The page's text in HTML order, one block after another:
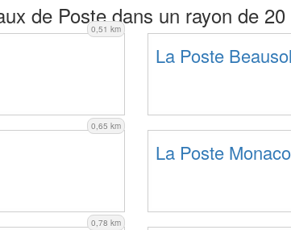
de Poste dans un rayon de
0,51 km
La Poste
0,65 km
La Poste
0,78 km